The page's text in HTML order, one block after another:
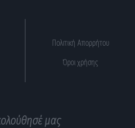
Πολιτική Απορρήτου
Όροι χρήσης
μας